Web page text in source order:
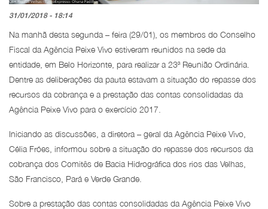
31/01/2018 - 18:14
Na manhã desta segunda – feira (29/01), os membros do Conselho
Fiscal da Agência Peixe Vivo estiveram reunidos na sede da
entidade, em Belo Horizonte, para realizar a 23ª Reunião Ordinária.
Dentre as deliberações da pauta estavam a situação do repasse dos
recursos da cobrança e a prestação das contas consolidadas da
Agência Peixe Vivo para o exercício 2017.
Iniciando as discussões, a diretora – geral da Agência Peixe Vivo,
Célia Fróes, informou sobre a situação do repasse dos recursos da
cobrança dos Comitês de Bacia Hidrográfica dos rios das Velhas,
São Francisco, Pará e Verde Grande.
Sobre a prestação das contas consolidadas da Agência Peixe Vivo